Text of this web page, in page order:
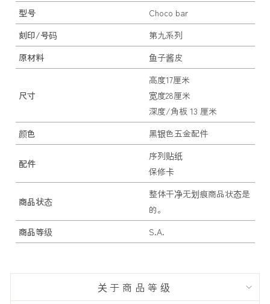
型号
Choco bar
刻印/号码
第九系列
原材料
鱼子酱皮
尺寸
高度17厘米
宽度28厘米
深度/角板 13 厘米
颜色
黑银色五金配件
配件
序列贴纸
保修卡
商品状态
整体干净无划痕商品状态是
的。
商品等级
S.A.
关于商品等级